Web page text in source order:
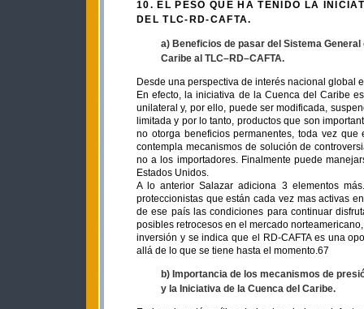
10. EL PESO QUE HA TENIDO LA
DEL TLC-RD-CAFTA.
a) Beneficios de pasar del Sistema
Caribe al TLC–RD–CAFTA.
Desde una perspectiva de interés nacional global
En efecto, la iniciativa de la Cuenca del Caribe
unilateral y, por ello, puede ser modificada,
limitada y por lo tanto, productos que son
no otorga beneficios permanentes, toda vez
contempla mecanismos de solución de
no a los importadores. Finalmente puede
Estados Unidos.
A lo anterior Salazar adiciona 3 elementos
proteccionistas que están cada vez mas activas
de ese país las condiciones para continuar
posibles retrocesos en el mercado
inversión y se indica que el RD-CAFTA es una
allá de lo que se tiene hasta el momento.67
b) Importancia de los mecanismos de
y la Iniciativa de la Cuenca del Caribe.